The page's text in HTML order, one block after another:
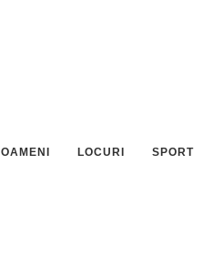
OAMENI LOCURI SPORT